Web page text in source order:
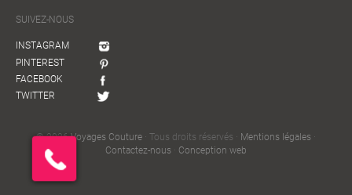
SUIVEZ-NOUS
INSTAGRAM
PINTEREST
FACEBOOK
TWITTER
© 2026Voyages Couture · Tous droits réservés · Mentions légales ·
Contactez-nous · Conception web